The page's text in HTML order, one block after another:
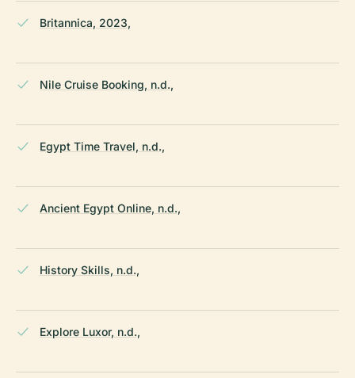
Britannica, 2023,
Nile Cruise Booking, n.d.,
Egypt Time Travel, n.d.,
Ancient Egypt Online, n.d.,
History Skills, n.d.,
Explore Luxor, n.d.,